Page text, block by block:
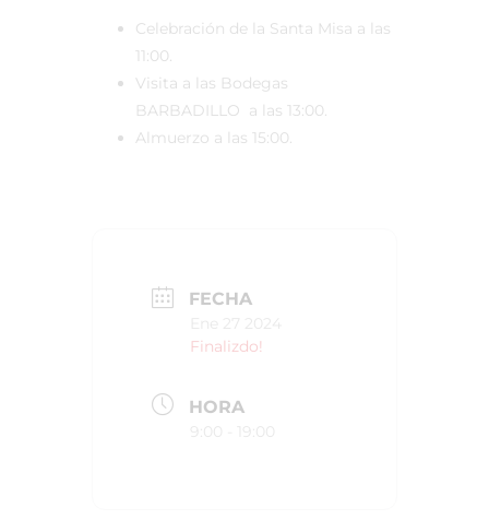
Celebración de la Santa Misa a las
11:00.
Visita a las Bodegas
BARBADILLO a las 13:00.
Almuerzo a las 15:00.
FECHA
Finalizdo!
HORA